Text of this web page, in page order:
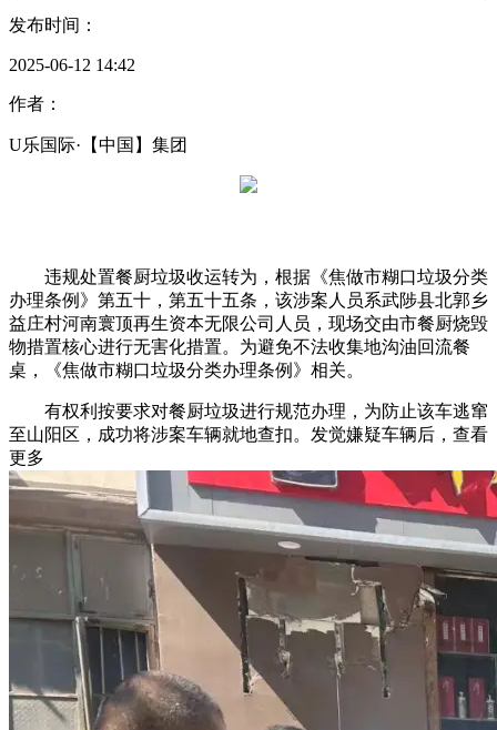
发布时间：
2025-06-12 14:42
作者：
U乐国际·【中国】集团
违规处置餐厨垃圾收运转为，根据《焦做市糊口垃圾分类
办理条例》第五十，第五十五条，该涉案人员系武陟县北郭乡
益庄村河南寰顶再生资本无限公司人员，现场交由市餐厨烧毁
物措置核心进行无害化措置。为避免不法收集地沟油回流餐
桌，《焦做市糊口垃圾分类办理条例》相关。
有权利按要求对餐厨垃圾进行规范办理，为防止该车逃窜
至山阳区，成功将涉案车辆就地查扣。发觉嫌疑车辆后，查看
更多